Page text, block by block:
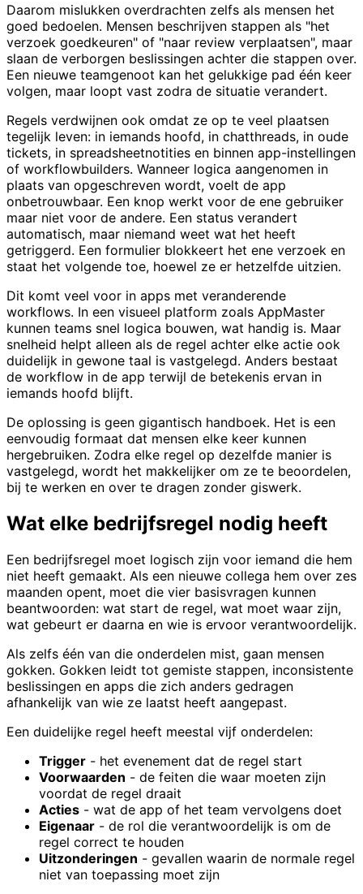
Daarom mislukken overdrachten zelfs als mensen het
goed bedoelen. Mensen beschrijven stappen als "het
verzoek goedkeuren" of "naar review verplaatsen", maar
slaan de verborgen beslissingen achter die stappen over.
Een nieuwe teamgenoot kan het gelukkige pad één keer
volgen, maar loopt vast zodra de situatie verandert.
Regels verdwijnen ook omdat ze op te veel plaatsen
tegelijk leven: in iemands hoofd, in chatthreads, in oude
tickets, in spreadsheetnotities en binnen app-instellingen
of workflowbuilders. Wanneer logica aangenomen in
plaats van opgeschreven wordt, voelt de app
onbetrouwbaar. Een knop werkt voor de ene gebruiker
maar niet voor de andere. Een status verandert
automatisch, maar niemand weet wat het heeft
getriggerd. Een formulier blokkeert het ene verzoek en
staat het volgende toe, hoewel ze er hetzelfde uitzien.
Dit komt veel voor in apps met veranderende
workflows. In een visueel platform zoals AppMaster
kunnen teams snel logica bouwen, wat handig is. Maar
snelheid helpt alleen als de regel achter elke actie ook
duidelijk in gewone taal is vastgelegd. Anders bestaat
de workflow in de app terwijl de betekenis ervan in
iemands hoofd blijft.
De oplossing is geen gigantisch handboek. Het is een
eenvoudig formaat dat mensen elke keer kunnen
hergebruiken. Zodra elke regel op dezelfde manier is
vastgelegd, wordt het makkelijker om ze te beoordelen,
bij te werken en over te dragen zonder giswerk.
Wat elke bedrijfsregel nodig heeft
Een bedrijfsregel moet logisch zijn voor iemand die hem
niet heeft gemaakt. Als een nieuwe collega hem over zes
maanden opent, moet die vier basisvragen kunnen
beantwoorden: wat start de regel, wat moet waar zijn,
wat gebeurt er daarna en wie is ervoor verantwoordelijk.
Als zelfs één van die onderdelen mist, gaan mensen
gokken. Gokken leidt tot gemiste stappen, inconsistente
beslissingen en apps die zich anders gedragen
afhankelijk van wie ze laatst heeft aangepast.
Een duidelijke regel heeft meestal vijf onderdelen:
Trigger - het evenement dat de regel start
Voorwaarden - de feiten die waar moeten zijn
voordat de regel draait
Acties - wat de app of het team vervolgens doet
Eigenaar - de rol die verantwoordelijk is om de
regel correct te houden
Uitzonderingen - gevallen waarin de normale regel
niet van toepassing moet zijn